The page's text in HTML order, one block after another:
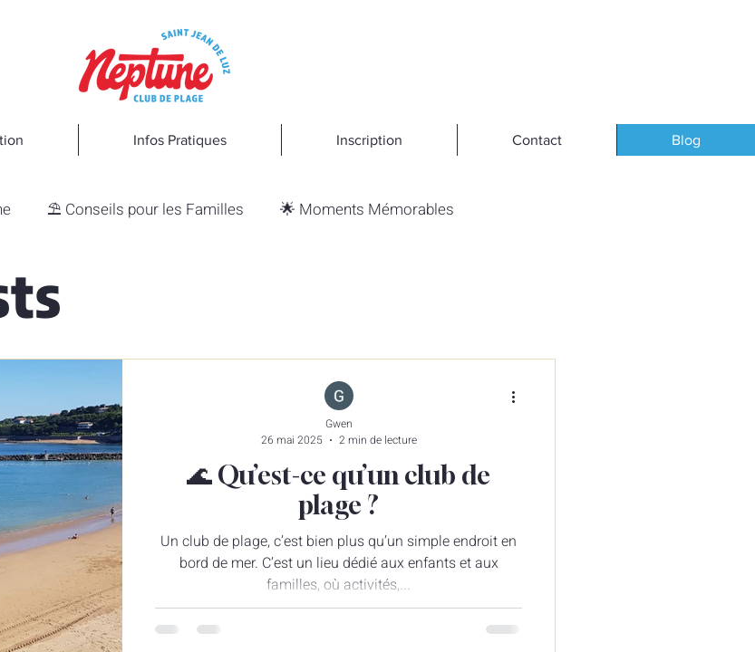
Infos Pratiques Inscription Contact Blog
⛱️ Conseils pour les Familles 🌟 Moments Mémorables
🌊 Qu’est-ce qu’un club de
plage ?
Un club de plage, c’est bien plus qu’un simple endroit en
bord de mer. C’est un lieu dédié aux enfants et aux
familles, où activités,...
Gwen
26 mai 2025
2 min de lecture